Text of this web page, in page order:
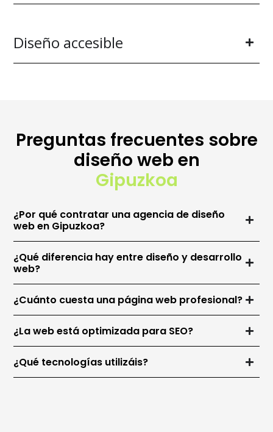
Diseño accesible
Preguntas frecuentes sobre
diseño web en
Gipuzkoa
¿Por qué contratar una agencia de diseño
web en Gipuzkoa?
¿Qué diferencia hay entre diseño y desarrollo
web?
¿Cuánto cuesta una página web profesional?
¿La web está optimizada para SEO?
¿Qué tecnologías utilizáis?